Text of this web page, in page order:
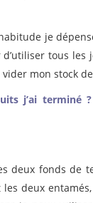
je
tous les
mon stock
j’ai terminé
deux fonds de
deux